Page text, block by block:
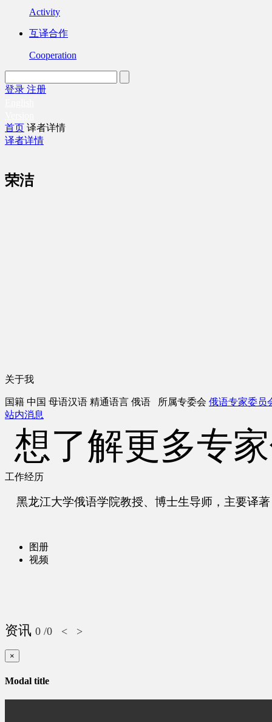
Activity
互译合作
Cooperation
登录 注册
首页 译者详情
译者详情
荣洁
关于我
国籍 中国 母语汉语 精通语言 俄语 所属专委会 俄语专家委员
站内消息
想了解更多专
工作经历
黑龙江大学俄语学院教授、博士生导师，主要译
图册
视频
资讯 0 /0 < >
×
Modal title